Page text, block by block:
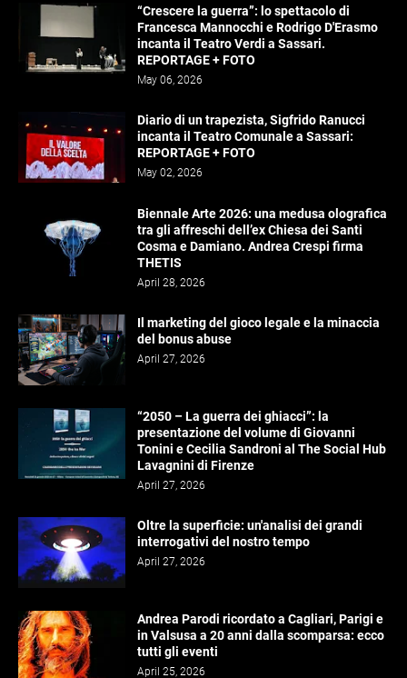
“Crescere la guerra”: lo spettacolo di
Francesca Mannocchi e Rodrigo D'Erasmo
incanta il Teatro Verdi a Sassari.
REPORTAGE + FOTO
May 06, 2026
Diario di un trapezista, Sigfrido Ranucci
incanta il Teatro Comunale a Sassari:
REPORTAGE + FOTO
May 02, 2026
Biennale Arte 2026: una medusa olografica
tra gli affreschi dell’ex Chiesa dei Santi
Cosma e Damiano. Andrea Crespi firma
THETIS
April 28, 2026
Il marketing del gioco legale e la minaccia
del bonus abuse
April 27, 2026
“2050 – La guerra dei ghiacci”: la
presentazione del volume di Giovanni
Tonini e Cecilia Sandroni al The Social Hub
Lavagnini di Firenze
April 27, 2026
Oltre la superficie: un'analisi dei grandi
interrogativi del nostro tempo
April 27, 2026
Andrea Parodi ricordato a Cagliari, Parigi e
in Valsusa a 20 anni dalla scomparsa: ecco
tutti gli eventi
April 25, 2026